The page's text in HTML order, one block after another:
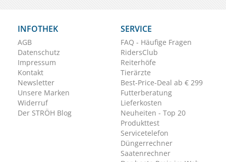
INFOTHEK
AGB
Datenschutz
Impressum
Kontakt
Newsletter
Unsere Marken
Widerruf
Der STRÖH Blog
SERVICE
FAQ - Häufige Fragen
RidersClub
Reiterhöfe
Tierärzte
Best-Price-Deal ab € 299
Futterberatung
Lieferkosten
Neuheiten - Top 20
Produkttest
Servicetelefon
Düngerrechner
Saatenrechner